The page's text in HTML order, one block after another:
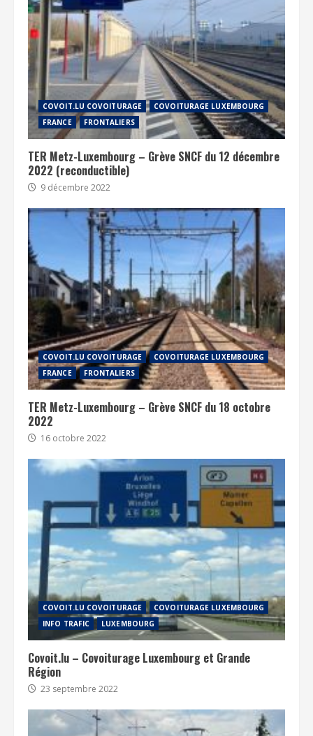
COVOIT.LU COVOITURAGE
COVOITURAGE LUXEMBOURG
FRANCE
FRONTALIERS
TER Metz-Luxembourg – Grève SNCF du 12 décembre
2022 (reconductible)
9 décembre 2022
COVOIT.LU COVOITURAGE
COVOITURAGE LUXEMBOURG
FRANCE
FRONTALIERS
TER Metz-Luxembourg – Grève SNCF du 18 octobre
2022
16 octobre 2022
COVOIT.LU COVOITURAGE
COVOITURAGE LUXEMBOURG
INFO TRAFIC
LUXEMBOURG
Covoit.lu – Covoiturage Luxembourg et Grande
Région
23 septembre 2022